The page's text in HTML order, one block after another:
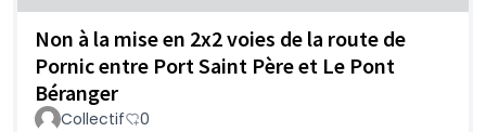
Non à la mise en 2x2 voies de la route de
Pornic entre Port Saint Père et Le Pont
Béranger
Collectif 0